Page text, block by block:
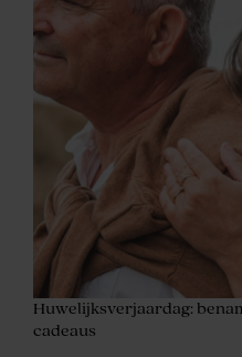
Huwelijksverjaardag:
cadeaus